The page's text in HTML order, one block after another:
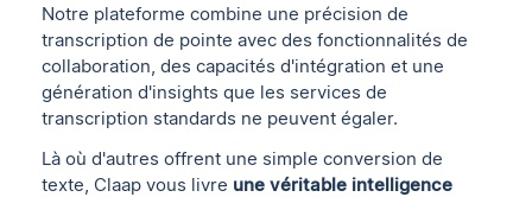
Notre plateforme combine une précision de
transcription de pointe avec des fonctionnalités de
collaboration, des capacités d'intégration et une
génération d'insights que les services de
transcription standards ne peuvent égaler.
Là où d'autres offrent une simple conversion de
texte, Claap vous livre une véritable intelligence